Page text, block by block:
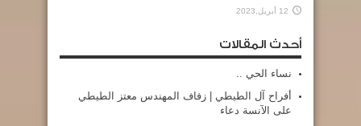
12 أبريل,2023
أحدث المقالات
نساء الحي ..
أفراح آل الطيطي | زفاف المهندس معتز الطيطي
على الآنسة دعاء